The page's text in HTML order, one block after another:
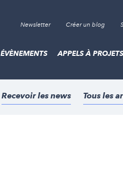
Newsletter Créer un blog
ÉVÈNEMENTS APPELS À PROJETS
Recevoir les news Tous les